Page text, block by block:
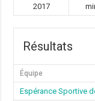
2017
Résultats
Équipe
Espérance Sportive